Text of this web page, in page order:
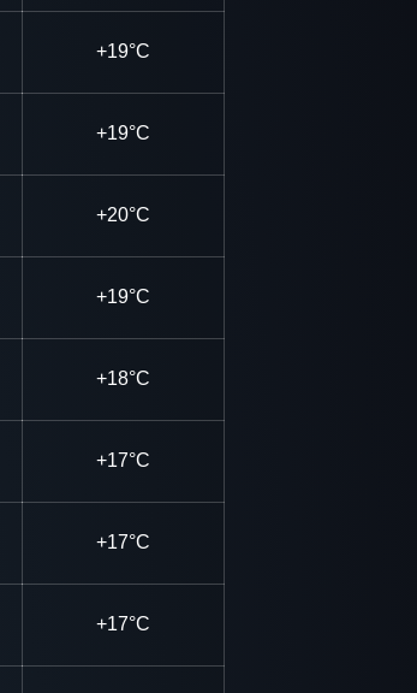
+19°C
+19°C
+20°C
+19°C
+18°C
+17°C
+17°C
+17°C